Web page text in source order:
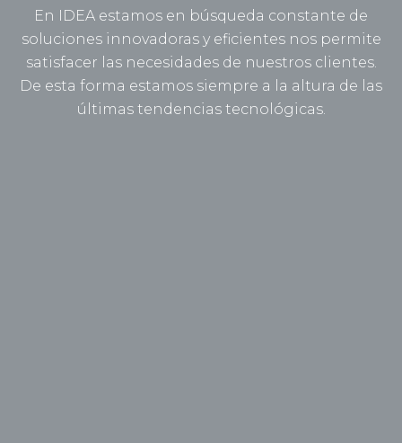
En IDEA estamos en búsqueda constante de
soluciones innovadoras y eficientes nos permite
satisfacer las necesidades de nuestros clientes.
De esta forma estamos siempre a la altura de las
últimas tendencias tecnológicas.